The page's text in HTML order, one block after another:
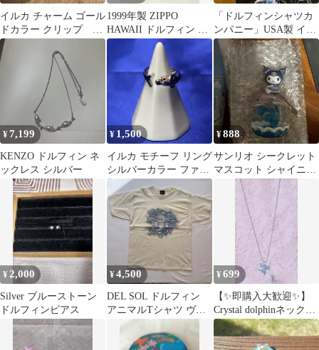
イルカ チャーム ゴール
ドカラー クリップ ス
トーン付 マルチパーツ
飾り付け
1999年製 ZIPPO
HAWAII ドルフィン イ
ルカ 火花確認済
「ドルフィンシャツカ
ンパニー」USA製 イル
カグラフィックTシャ
ツ ブラック
¥7,199
KENZO ドルフィン ネ
ックレス シルバー
¥ 1,500
イルカ モチーフ リング
シルバーカラー ファッ
ションリング
¥888
サンリオ シークレット
マスコット シャイニー
ドルフィン クロミ
¥ 2,000
Silver ブルーストーン
ドルフィンピアス
¥4,500
DEL SOL ドルフィン
アニマルTシャツ ヴィ
ンテージ イルカ
¥699
【✨即購入大歓迎✨】
Crystal dolphinネックレ
ス